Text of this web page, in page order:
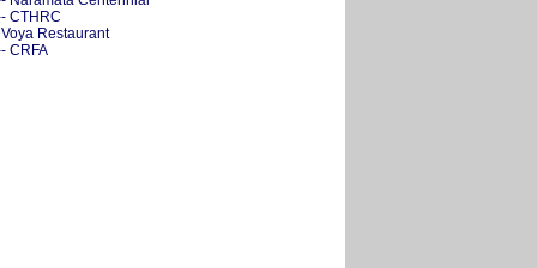
CTHRC
Restaurant
CRFA